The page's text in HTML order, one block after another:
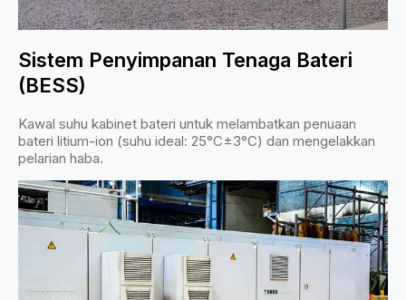
Sistem Penyimpanan Tenaga Bateri
(BESS)
Kawal suhu kabinet bateri untuk melambatkan penuaan
bateri litium-ion (suhu ideal: 25°C±3°C) dan mengelakkan
pelarian haba.